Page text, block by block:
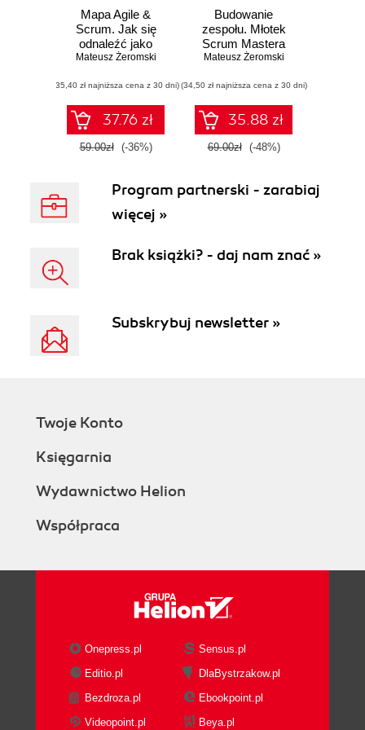
Mapa Agile &
Scrum. Jak się
odnaleźć jako
Scrum Master
Mateusz Żeromski
(35,40 zł najniższa cena z 30 dni)
37.76 zł
59.00zł (-36%)
Budowanie
zespołu. Młotek
Scrum Mastera
Mateusz Żeromski
(34,50 zł najniższa cena z 30 dni)
35.88 zł
69.00zł (-48%)
Program partnerski - zarabiaj
więcej »
Brak książki? - daj nam znać »
Subskrybuj newsletter »
Twoje Konto
Księgarnia
Wydawnictwo Helion
Współpraca
Onepress.pl
Sensus.pl
Editio.pl
DlaBystrzakow.pl
Bezdroza.pl
Ebookpoint.pl
Videopoint.pl
Beya.pl